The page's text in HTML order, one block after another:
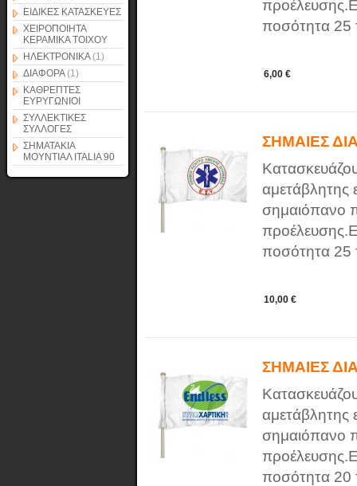
ΕΙΔΙΚΕΣ ΚΑΤΑΣΚΕΥΕΣ
ΧΕΙΡΟΠΟΙΗΤΑ
ΚΕΡΑΜΙΚΑ ΤΟΙΧΟΥ
ΗΛΕΚΤΡΟΝΙΚΑ(1)
ΔΙΑΦΟΡΑ(1)
ΚΑΘΡΕΠΤΕΣ
ΕΥΡΥΓΩΝΙΟΙ
ΣΥΛΛΕΚΤΙΚΕΣ
ΣΥΛΛΟΓΕΣ
ΣΗΜΑΤΑΚΙΑ
ΜΟΥΝΤΙΑΛ ITALIA 90
ποσότητα 25
6,00 €
ΣΗΜΑΙΕΣ
σημαιόπανο
ποσότητα 25
10,00 €
ΣΗΜΑΙΕΣ
σημαιόπανο
ποσότητα 20